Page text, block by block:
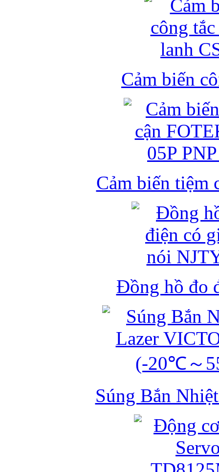
Cảm biến
Cảm biến tiệm
Đồng hồ đo
Súng Bắn